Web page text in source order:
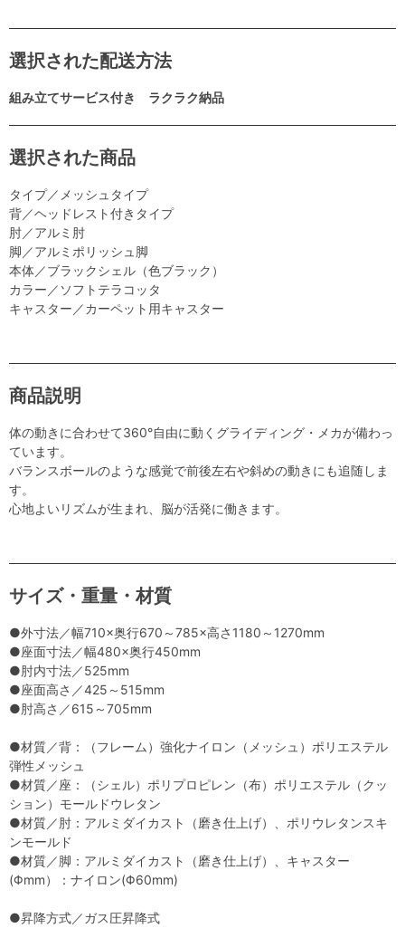
選択された配送方法
組み立てサービス付き ラクラク納品
選択された商品
タイプ／メッシュタイプ
背／ヘッドレスト付きタイプ
肘／アルミ肘
脚／アルミポリッシュ脚
本体／ブラックシェル（色ブラック）
カラー／ソフトテラコッタ
キャスター／カーペット用キャスター
商品説明
体の動きに合わせて360°自由に動くグライディング・メカが備わっ
ています。
バランスボールのような感覚で前後左右や斜めの動きにも追随しま
す。
心地よいリズムが生まれ、脳が活発に働きます。
サイズ・重量・材質
●外寸法／幅710×奥行670～785×高さ1180～1270mm
●座面寸法／幅480×奥行450mm
●肘内寸法／525mm
●座面高さ／425～515mm
●肘高さ／615～705mm
●材質／背：（フレーム）強化ナイロン（メッシュ）ポリエステル
弾性メッシュ
●材質／座：（シェル）ポリプロピレン（布）ポリエステル（クッ
ション）モールドウレタン
●材質／肘：アルミダイカスト（磨き仕上げ）、ポリウレタンスキ
ンモールド
●材質／脚：アルミダイカスト（磨き仕上げ）、キャスター
(Φmm）：ナイロン(Φ60mm)
●昇降方式／ガス圧昇降式